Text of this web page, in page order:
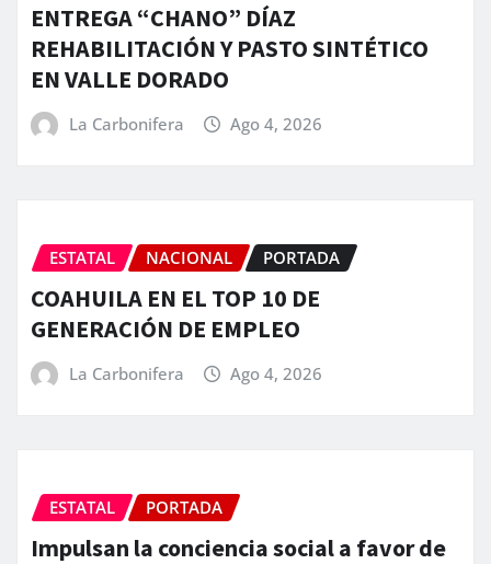
ENTREGA “CHANO” DÍAZ
REHABILITACIÓN Y PASTO SINTÉTICO
EN VALLE DORADO
La Carbonifera Ago 4, 2026
ESTATAL NACIONAL PORTADA
COAHUILA EN EL TOP 10 DE
GENERACIÓN DE EMPLEO
La Carbonifera Ago 4, 2026
ESTATAL PORTADA
Impulsan la conciencia social a favor de